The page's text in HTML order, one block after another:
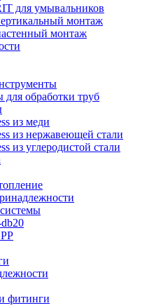
для умывальников
монтаж
монтаж
обработки труб
из меди
из нержавеющей стали
из углеродистой стали
фитинги